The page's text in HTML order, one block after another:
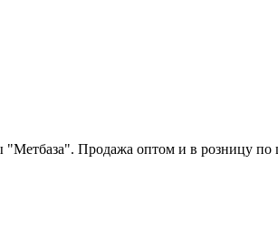
Продажа оптом и в розницу по